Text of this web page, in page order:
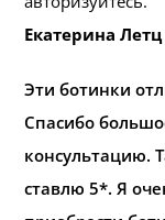
Екатерина Летц
Эти ботинки
Спасибо
консультацию.
ставлю 5*. Я